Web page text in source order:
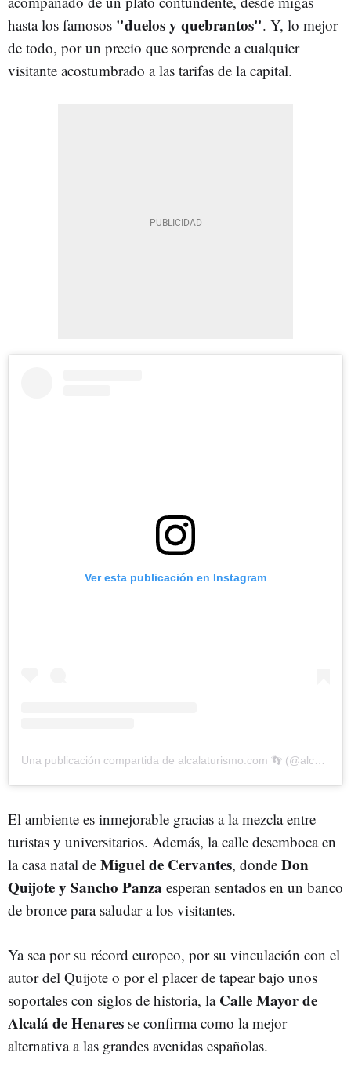
hasta los famosos "duelos y quebrantos". Y, lo mejor
de todo, por un precio que sorprende a cualquier
visitante acostumbrado a las tarifas de la capital.
Ver esta publicación en Instagram
Una publicación compartida de alcalaturismo.com 👣 (@alcalaturismo.com_)
El ambiente es inmejorable gracias a la mezcla entre
turistas y universitarios. Además, la calle desemboca en
la casa natal de Miguel de Cervantes, donde Don
Quijote y Sancho Panza esperan sentados en un banco
de bronce para saludar a los visitantes.
Ya sea por su récord europeo, por su vinculación con el
autor del Quijote o por el placer de tapear bajo unos
soportales con siglos de historia, la Calle Mayor de
Alcalá de Henares se confirma como la mejor
alternativa a las grandes avenidas españolas.